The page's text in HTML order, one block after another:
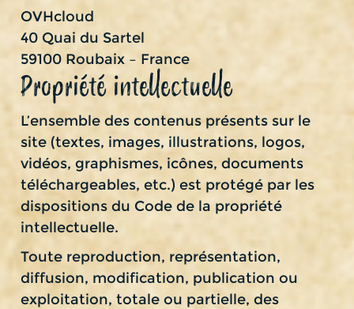
OVHcloud
40 Quai du Sartel
59100 Roubaix – France
Propriété intellectuelle
L’ensemble des contenus présents sur le
site (textes, images, illustrations, logos,
vidéos, graphismes, icônes, documents
téléchargeables, etc.) est protégé par les
dispositions du Code de la propriété
intellectuelle.
Toute reproduction, représentation,
diffusion, modification, publication ou
exploitation, totale ou partielle, des